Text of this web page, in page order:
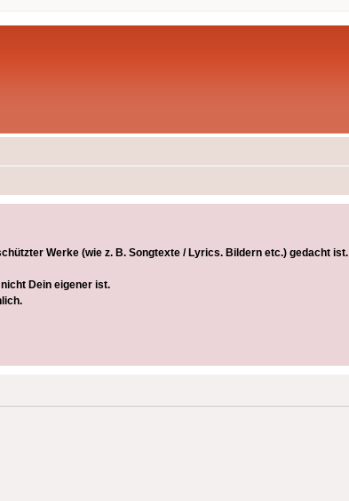
Werke (wie z. B. Songtexte / Lyrics. Bildern etc.) gedacht ist.
Dein eigener ist.